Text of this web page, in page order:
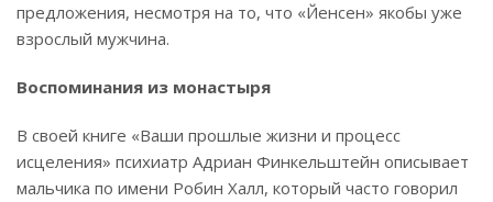
предложения, несмотря на то, что «Йенсен» якобы уже
взрослый мужчина.
Воспоминания из монастыря
В своей книге «Ваши прошлые жизни и процесс
исцеления» психиатр Адриан Финкельштейн описывает
мальчика по имени Робин Халл, который часто говорил